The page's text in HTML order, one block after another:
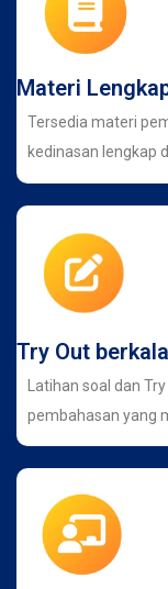
Materi
Tersedia materi
kedinasan lengkap
Try Out
Latihan soal dan
pembahasan yang